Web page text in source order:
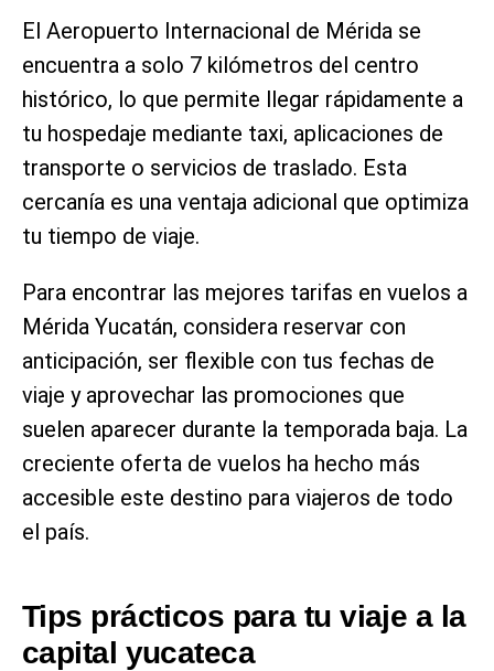
El Aeropuerto Internacional de Mérida se
encuentra a solo 7 kilómetros del centro
histórico, lo que permite llegar rápidamente a
tu hospedaje mediante taxi, aplicaciones de
transporte o servicios de traslado. Esta
cercanía es una ventaja adicional que optimiza
tu tiempo de viaje.
Para encontrar las mejores tarifas en vuelos a
Mérida Yucatán, considera reservar con
anticipación, ser flexible con tus fechas de
viaje y aprovechar las promociones que
suelen aparecer durante la temporada baja. La
creciente oferta de vuelos ha hecho más
accesible este destino para viajeros de todo
el país.
Tips prácticos para tu viaje a la
capital yucateca